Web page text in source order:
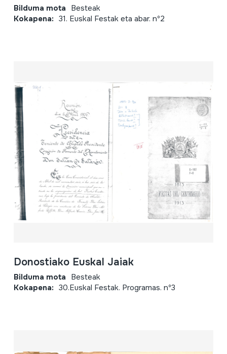
Bilduma mota Besteak
Kokapena: 31. Euskal Festak eta abar. nº2
Donostiako Euskal Jaiak
Bilduma mota Besteak
Kokapena: 30.Euskal Festak. Programas. nº3